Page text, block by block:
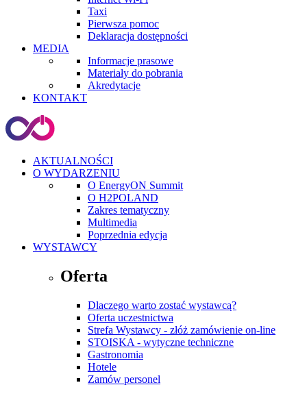
Taxi
Pierwsza pomoc
Deklaracja dostępności
MEDIA
Informacje prasowe
Materiały do pobrania
Akredytacje
KONTAKT
AKTUALNOŚCI
O WYDARZENIU
O EnergyON Summit
O H2POLAND
Zakres tematyczny
Multimedia
Poprzednia edycja
WYSTAWCY
Oferta
Dlaczego warto zostać wystawcą?
Oferta uczestnictwa
Strefa Wystawcy - złóż zamówienie on-line
STOISKA - wytyczne techniczne
Gastronomia
Hotele
Zamów personel